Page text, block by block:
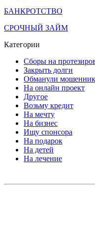
БАНКРОТСТВО
СРОЧНЫЙ ЗАЙМ
Категории
Сборы на
Закрыть долги
Обманули
На онлайн проект
Другое
Возьму кредит
На мечту
На бизнес
Ищу спонсора
На подарок
На детей
На лечение